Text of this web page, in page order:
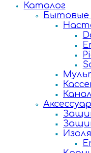
Каталог
Бытовые